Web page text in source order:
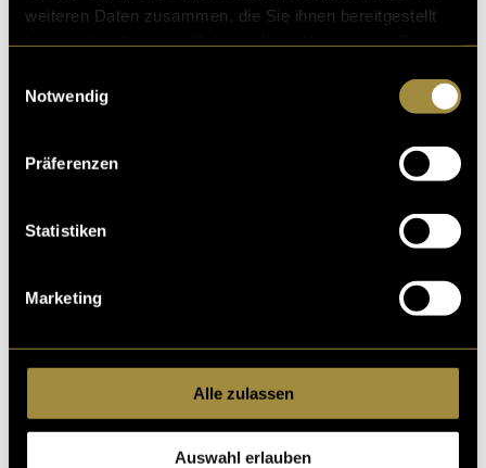
weiteren Daten zusammen, die Sie ihnen bereitgestellt
Notwendig
Präferenzen
Statistiken
Marketing
Alle zulassen
Auswahl erlauben
(vha)